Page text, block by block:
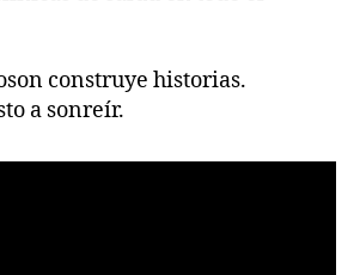
construye historias.
a sonreír.